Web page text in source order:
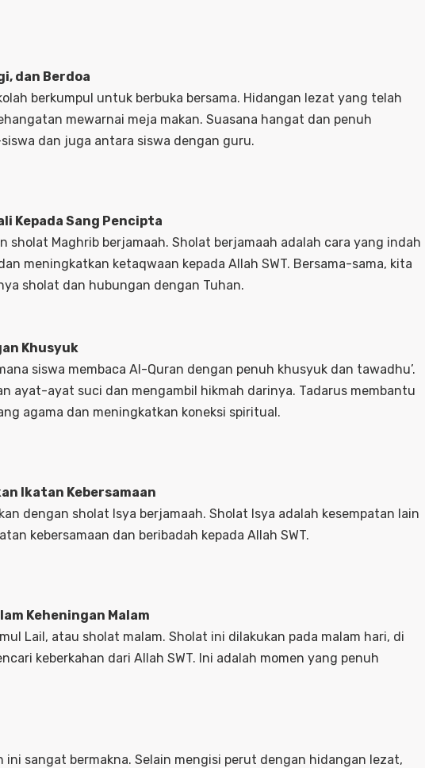
dan Berdoa
berkumpul untuk berbuka bersama. Hidangan lezat yang telah
mewarnai meja makan. Suasana hangat dan penuh
dan juga antara siswa dengan guru.
Kepada Sang Pencipta
sholat Maghrib berjamaah. Sholat berjamaah adalah cara yang indah
meningkatkan ketaqwaan kepada Allah SWT. Bersama-sama, kita
sholat dan hubungan dengan Tuhan.
Khusyuk
siswa membaca Al-Quran dengan penuh khusyuk dan tawadhu’.
ayat-ayat suci dan mengambil hikmah darinya. Tadarus membantu
agama dan meningkatkan koneksi spiritual.
Ikatan Kebersamaan
dengan sholat Isya berjamaah. Sholat Isya adalah kesempatan lain
kebersamaan dan beribadah kepada Allah SWT.
Keheningan Malam
Lail, atau sholat malam. Sholat ini dilakukan pada malam hari, di
keberkahan dari Allah SWT. Ini adalah momen yang penuh
ini sangat bermakna. Selain mengisi perut dengan hidangan lezat,